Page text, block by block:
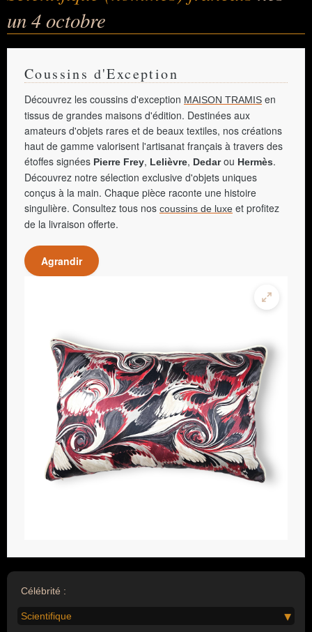
un 4 octobre
Coussins d'Exception
Découvrez les coussins d'exception MAISON TRAMIS en
tissus de grandes maisons d'édition. Destinées aux
amateurs d'objets rares et de beaux textiles, nos créations
haut de gamme valorisent l'artisanat français à travers des
étoffes signées Pierre Frey, Lelièvre, Dedarou Hermès.
Découvrez notre sélection exclusive d'objets uniques
conçus à la main. Chaque pièce raconte une histoire
singulière. Consultez tous nos coussins de luxe et profitez
de la livraison offerte.
Agrandir
Célébrité :
Scientifique